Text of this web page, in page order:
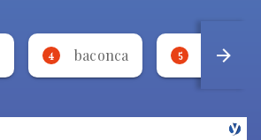
4 baconca 5 rimmato